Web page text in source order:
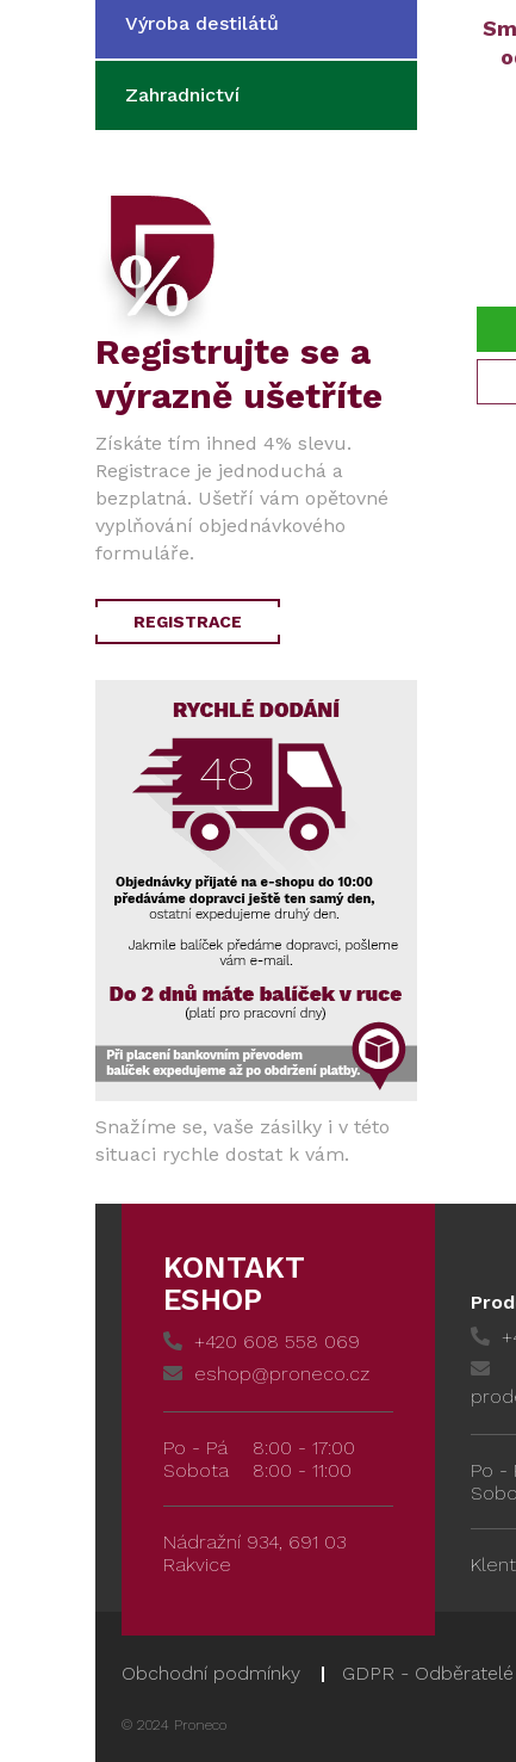
Výroba destilátů
Zahradnictví
Registrujte se a
výrazně ušetříte
Získáte tím ihned 4% slevu.
Registrace je jednoduchá a
bezplatná. Ušetří vám opětovné
vyplňování objednávkového
formuláře.
REGISTRACE
Snažíme se, vaše zásilky i v této
situaci rychle dostat k vám.
KONTAKT
ESHOP
+420 608 558 069
eshop@proneco.cz
Po - Pá
8:00 - 17:00
Sobota
8:00 - 11:00
Nádražní 934, 691 03
Rakvice
Po -
Obchodní podmínky GDPR - Odběratelé
© 2024 Proneco